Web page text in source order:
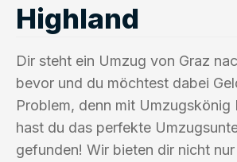
Highland
Dir steht ein Umzug von Graz
bevor und du möchtest dabei
Problem, denn mit Umzugskönig
hast du das perfekte
gefunden! Wir bieten dir nicht nur